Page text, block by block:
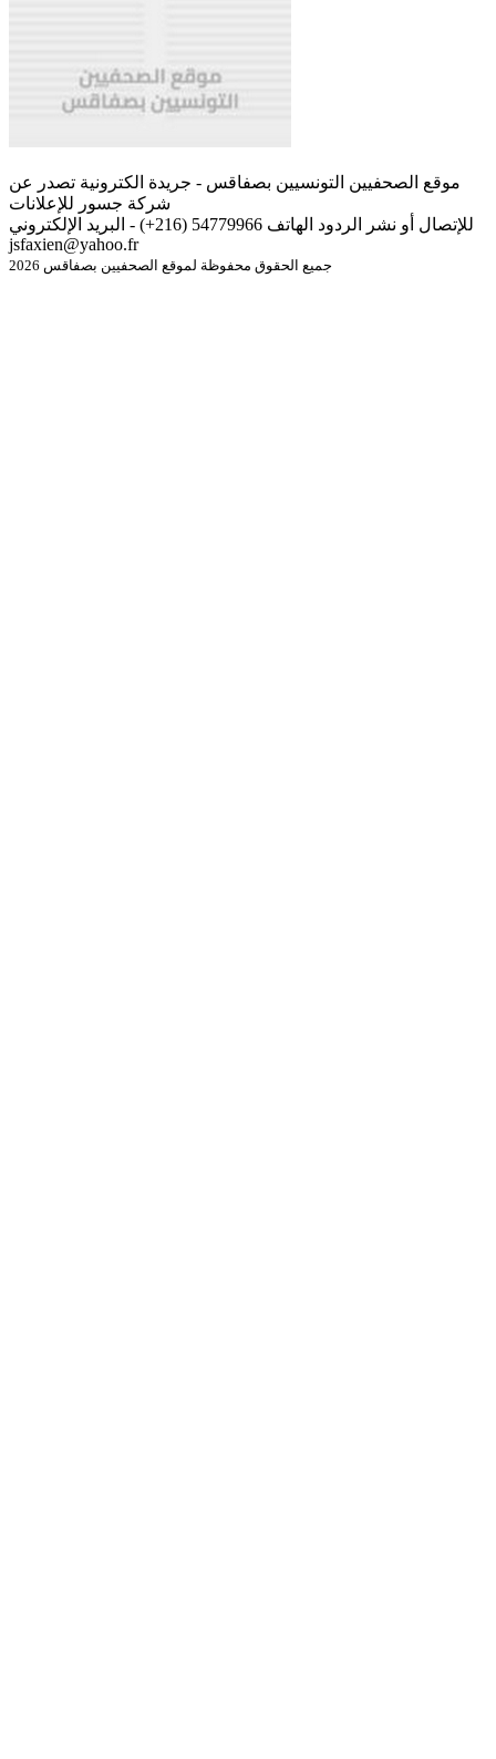
موقع الصحفيين التونسيين بصفاقس - جريدة الكترونية تصدر عن
شركة جسور للإعلانات
للإتصال أو نشر الردود الهاتف 54779966 (216+) - البريد الإلكتروني
jsfaxien@yahoo.fr
جميع الحقوق محفوظة لموقع الصحفيين بصفاقس 2026